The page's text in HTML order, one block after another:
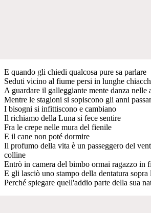
E quando gli chiedi qualcosa pure sa parlare
Seduti vicino al fiume persi in lunghe
A guardare il galleggiante mente danza nelle
Mentre le stagioni si sopiscono gli anni
I bisogni si infittiscono e cambiano
Il richiamo della Luna si fece sentire
Fra le crepe nelle mura del fienile
E il cane non poté dormire
Il profumo della vita è un passeggero del
colline
Entrò in camera del bimbo ormai ragazzo in
E gli lasciò uno stampo della dentatura sopra
Perché spiegare quell'addio parte della sua